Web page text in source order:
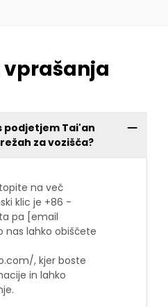
vprašanja
podjetjem Tai'an
za vozišča?
na več
klic je +86 -
pa [email
lahko obiščete
, kjer boste
in lahko